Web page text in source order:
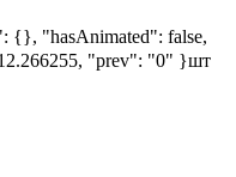
{}, "hasAnimated": false,
"prev": "0" }шт